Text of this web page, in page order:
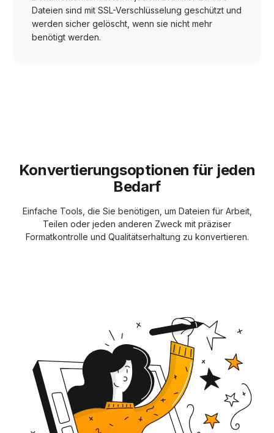
Dateien sind mit SSL-Verschlüsselung geschützt und
werden sicher gelöscht, wenn sie nicht mehr
benötigt werden.
Konvertierungsoptionen für jeden
Bedarf
Einfache Tools, die Sie benötigen, um Dateien für Arbeit,
Teilen oder jeden anderen Zweck mit präziser
Formatkontrolle und Qualitätserhaltung zu konvertieren.